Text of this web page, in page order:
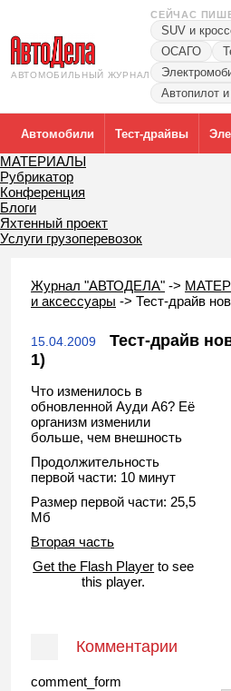
АВТОМОБИЛЬНЫЙ ЖУРНАЛ
СЕЙЧАС
SUV и
ОСАГО
Автопилот
Автомобили Тест-драйвы
МАТЕРИАЛЫ
Рубрикатор
Конференция
Блоги
Яхтенный проект
Услуги грузоперевозок
Журнал "АВТОДЕЛА" ->
и аксессуары -> Тест-драйв
15.04.2009
Тест-драйв
1)
Что изменилось в
обновленной Ауди A6? Её
организм изменили
больше, чем внешность
Продолжительность
первой части: 10 минут
Размер первой части: 25,5
Мб
Вторая часть
Get the Flash Player to see
this player.
Комментарии
comment_form